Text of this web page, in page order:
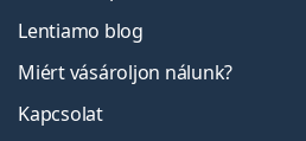
Lentiamo blog
Miért vásároljon nálunk?
Kapcsolat